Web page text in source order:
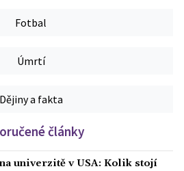
Fotbal
Úmrtí
Dějiny a fakta
články
univerzitě v USA: Kolik stojí